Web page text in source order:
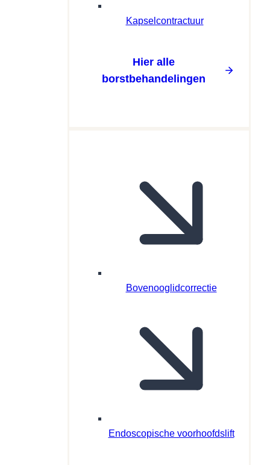
Kapselcontractuur
Hier alle
borstbehandelingen
Bovenooglidcorrectie
Endoscopische voorhoofdslift